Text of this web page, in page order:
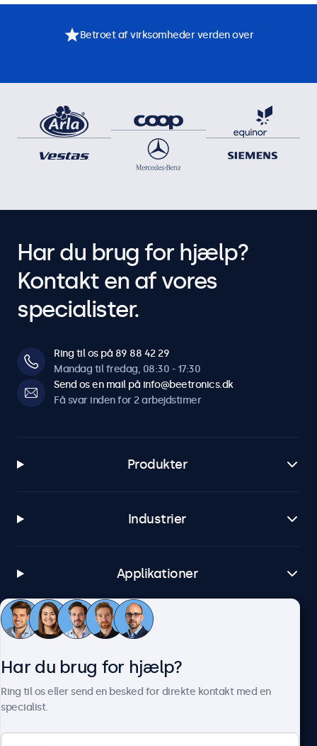
Betroet af virksomheder verden over
Har du brug for hjælp?
Kontakt en af vores
specialister.
Ring til os på 89 88 42 29
Mandag til fredag, 08:30 - 17:30
Send os en mail på info@beetronics.dk
Få svar inden for 2 arbejdstimer
Produkter
Industrier
Applikationer
Kundeservice
Har du brug for hjælp?
Ring til os eller send en besked for direkte kontakt med en
specialist.